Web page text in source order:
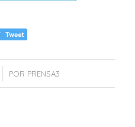
POR PRENSA3